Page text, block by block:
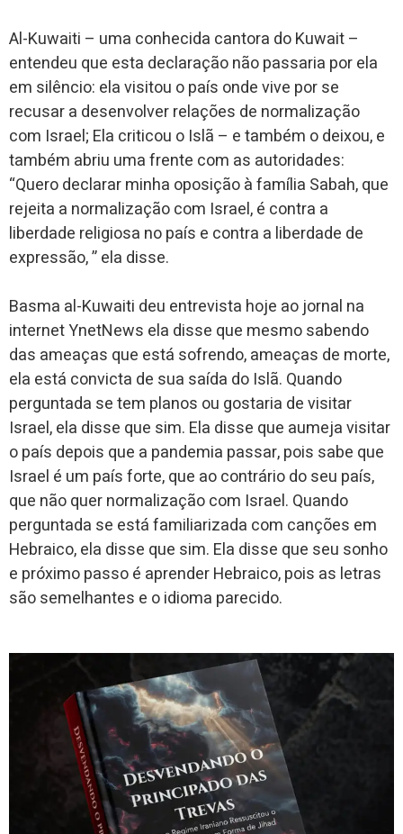
Al-Kuwaiti – uma conhecida cantora do Kuwait –
entendeu que esta declaração não passaria por ela
em silêncio: ela visitou o país onde vive por se
recusar a desenvolver relações de normalização
com Israel; Ela criticou o Islã – e também o deixou, e
também abriu uma frente com as autoridades:
“Quero declarar minha oposição à família Sabah, que
rejeita a normalização com Israel, é contra a
liberdade religiosa no país e contra a liberdade de
expressão, ” ela disse.
Basma al-Kuwaiti deu entrevista hoje ao jornal na
internet YnetNews ela disse que mesmo sabendo
das ameaças que está sofrendo, ameaças de morte,
ela está convicta de sua saída do Islã. Quando
perguntada se tem planos ou gostaria de visitar
Israel, ela disse que sim. Ela disse que aumeja visitar
o país depois que a pandemia passar, pois sabe que
Israel é um país forte, que ao contrário do seu país,
que não quer normalização com Israel. Quando
perguntada se está familiarizada com canções em
Hebraico, ela disse que sim. Ela disse que seu sonho
e próximo passo é aprender Hebraico, pois as letras
são semelhantes e o idioma parecido.